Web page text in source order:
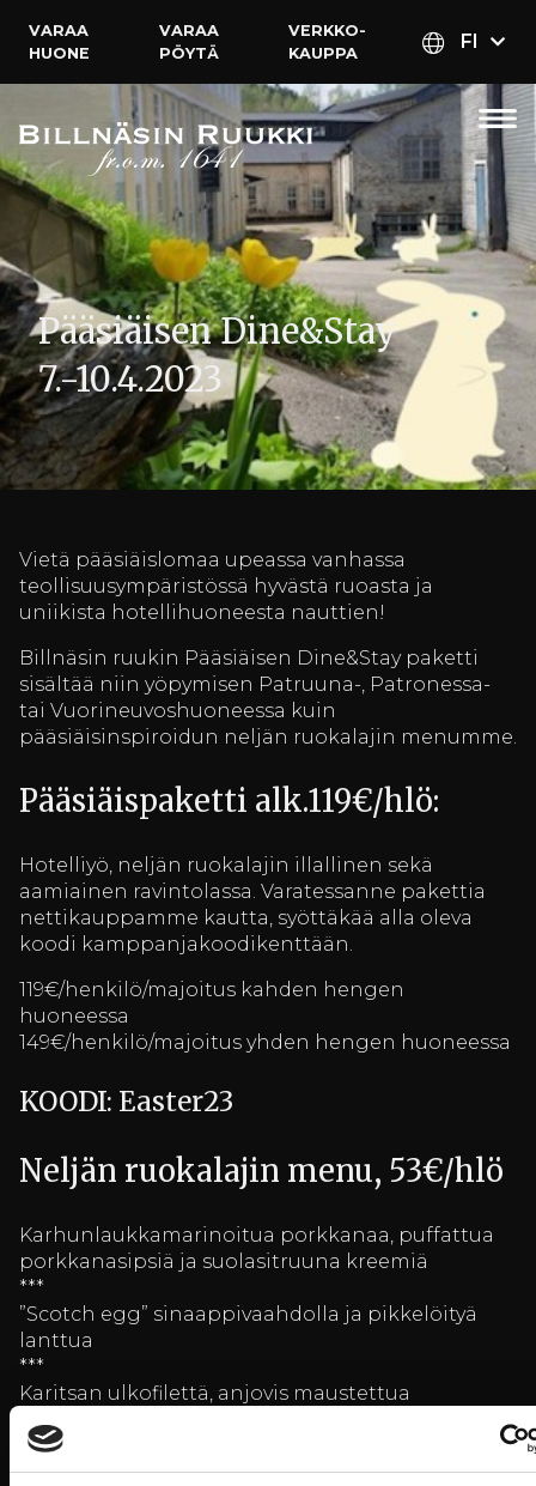
VARAA
HUONE
VARAA
PÖYTÄ
VERKKO­
KAUPPA
FI
Pääsiäisen Dine&Stay
7.-10.4.2023
Vietä pääsiäislomaa upeassa vanhassa
teollisuusympäristössä hyvästä ruoasta ja
uniikista hotellihuoneesta nauttien!
Billnäsin ruukin Pääsiäisen Dine&Stay paketti
sisältää niin yöpymisen Patruuna-, Patronessa-
tai Vuorineuvoshuoneessa kuin
pääsiäisinspiroidun neljän ruokalajin menumme.
Pääsiäispaketti alk.119€/hlö:
Hotelliyö, neljän ruokalajin illallinen sekä
aamiainen ravintolassa. Varatessanne pakettia
nettikauppamme kautta, syöttäkää alla oleva
koodi kamppanjakoodikenttään.
119€/henkilö/majoitus kahden hengen
huoneessa
149€/henkilö/majoitus yhden hengen huoneessa
KOODI: Easter23
Neljän ruokalajin menu, 53€/hlö
Karhunlaukkamarinoitua porkkanaa, puffattua
porkkanasipsiä ja suolasitruuna kreemiä
***
”Scotch egg” sinaappivaahdolla ja pikkelöityä
lanttua
***
Karitsan ulkofilettä, anjovis maustettua
perunakakkua, savustettua sipulipyrettä ja
karitsalietä
***